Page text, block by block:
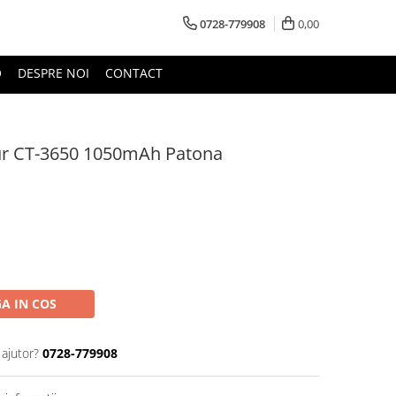
0728-779908 0,00
DESPRE NOI CONTACT
3650 1050mAh Patona
IN COS
0728-779908